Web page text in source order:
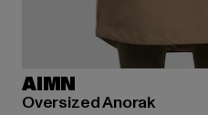
AIMN
Oversized Anorak